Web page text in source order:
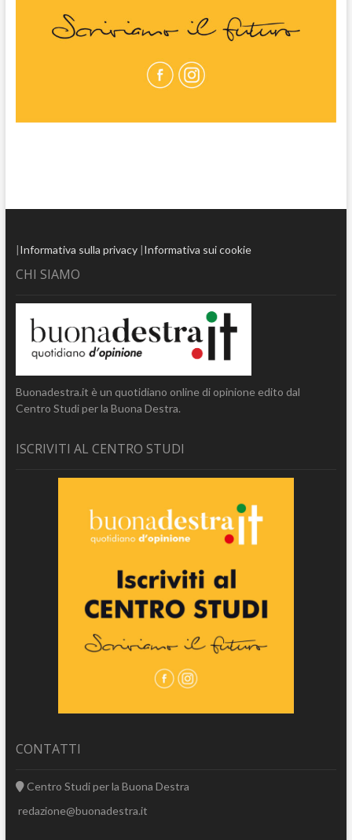
|Informativa sulla privacy|Informativa sui cookie
CHI SIAMO
Buonadestra.it è un quotidiano online di opinione edito dal
Centro Studi per la Buona Destra.
ISCRIVITI AL CENTRO STUDI
CONTATTI
Centro Studi per la Buona Destra
redazione@buonadestra.it